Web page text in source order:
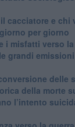
cacciatore e chi
per giorno
i misfatti verso
grandi
delle
della morte
l’intento